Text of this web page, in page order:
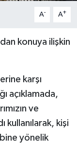
A- A+
konuya ilişkin
karşı
açıklamada,
ve
kullanılarak, kişi
yönelik